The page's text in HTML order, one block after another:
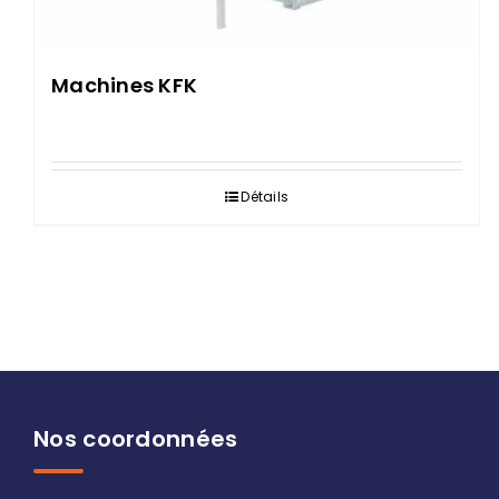
Machines KFK
Détails
Nos coordonnées